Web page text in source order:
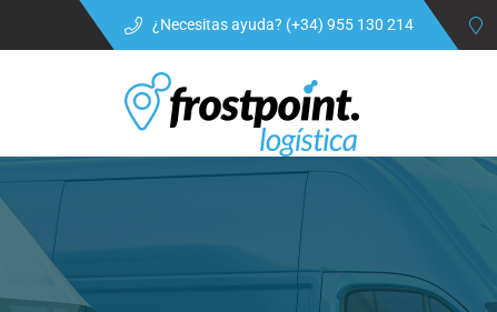
¿Necesitas ayuda? (+34) 955 130 214